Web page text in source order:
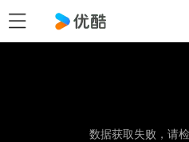
数据获取失败，请